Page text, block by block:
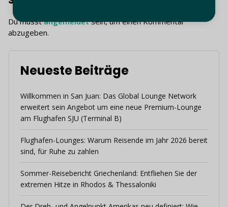
Du musstangemeldetsein, um einen Kommentar
abzugeben.
Neueste Beiträge
Willkommen in San Juan: Das Global Lounge Network
erweitert sein Angebot um eine neue Premium-Lounge
am Flughafen SJU (Terminal B)
Flughafen-Lounges: Warum Reisende im Jahr 2026 bereit
sind, für Ruhe zu zahlen
Sommer-Reisebericht Griechenland: Entfliehen Sie der
extremen Hitze in Rhodos & Thessaloniki